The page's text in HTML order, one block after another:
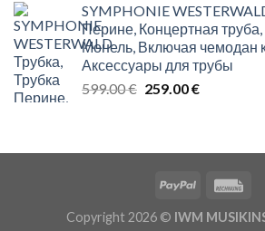
was:
599.00 €.
is:
239.99 €.
SYMPHONIE
Перине, Концертная
Монель, Включая чемодан
Аксессуары для трубы
599.00€ Original
259.00€Current
Copyright 2026 © IWM